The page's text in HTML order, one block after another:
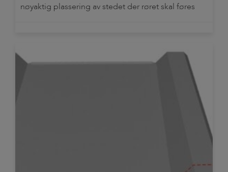
nøyaktig plassering av stedet der røret skal føres
nedløpsrørets ytre diameter. Klipp så spor, ut til ytre
diameter av hullet. Klipp i en «stjerneformasjon»